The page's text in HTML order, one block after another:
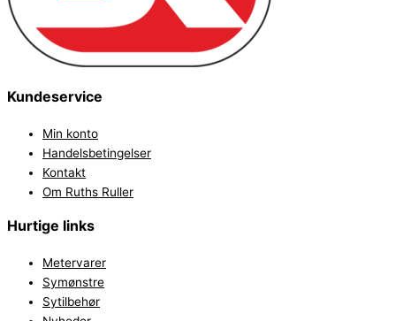
Kundeservice
Min konto
Handelsbetingelser
Kontakt
Om Ruths Ruller
Hurtige links
Metervarer
Symønstre
Sytilbehør